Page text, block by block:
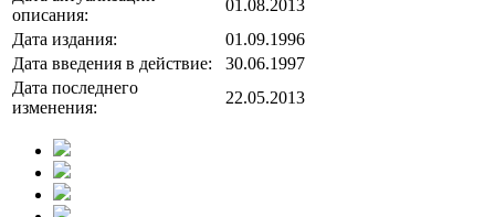
описания:
01.08.2013
Дата издания:
01.09.1996
Дата введения в действие:
30.06.1997
Дата последнего
изменения:
22.05.2013